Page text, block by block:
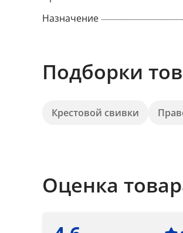
Назначение
Подборки
Крестовой свивки
Оценка